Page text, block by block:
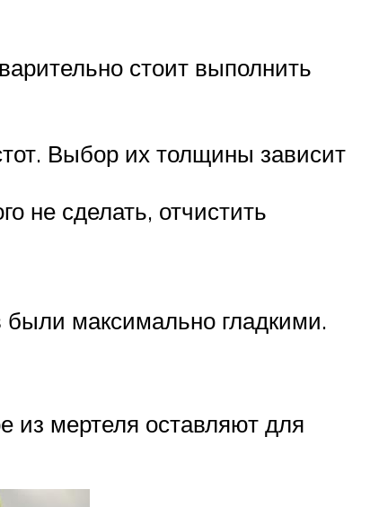
стоит выполнить
Выбор их толщины зависит
не сделать, отчистить
были максимально гладкими.
из мертеля оставляют для